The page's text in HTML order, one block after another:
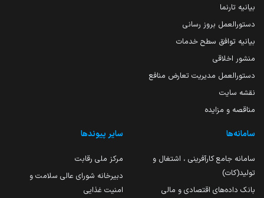
بیانیه تارنما
دستورالعمل بروز رسانی
بیانیه توافق سطح خدمات
منشور اخلاقی
دستورالعمل مدیریت تعارض منافع
نقشه سایت
مناقصه و مزایده
سامانه‌ها
سامانه جامع کارآفرینی ، اشتغال و
تولید(کات)
بانک داده‌های اقتصادی و مالی
سایر پیوندها
مرکز ملی رقابت
دبیرخانه شورای عالی سلامت و
امنیت غذایی